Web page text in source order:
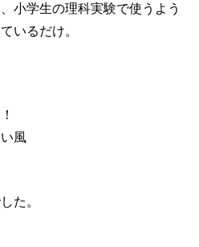
小学生の理科実験で使うよう
いるだけ。
風
た。